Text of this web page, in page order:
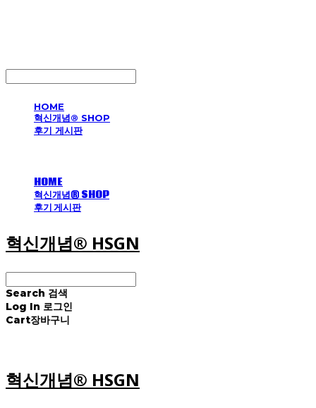
HOME
혁신개념® SHOP
후기 게시판
HOME
혁신개념® SHOP
후기 게시판
혁신개념® HSGN
Search 검색
Log In 로그인
Cart장바구니
혁신개념® HSGN